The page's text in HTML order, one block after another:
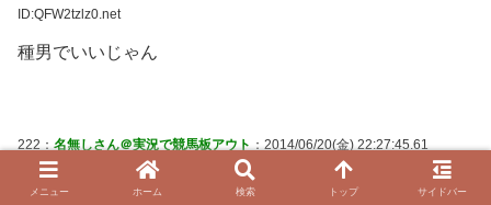
ID:QFW2tzlz0.net
種男でいいじゃん
222：名無しさん＠実況で競馬板アウト：2014/06/20(金) 22:27:45.61
ID:8TD9YBtL0.net
メニュー ホーム 検索 トップ サイドバー